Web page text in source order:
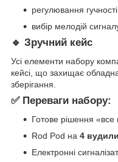
регулювання
вибір мелодій
🔹 Зручний кейс
Усі елементи набору
кейсі, що захищає
зберігання.
✅ Переваги набору:
Готове рішення
Rod Pod на 4
Електронні